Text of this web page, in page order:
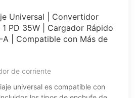
Universal | Convertidor
PD 35W | Cargador Rápido
A | Compatible con Más de
de corriente
universal es compatible con